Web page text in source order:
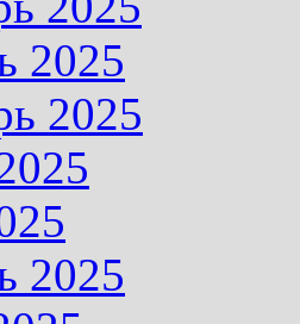
2025
2025
2025